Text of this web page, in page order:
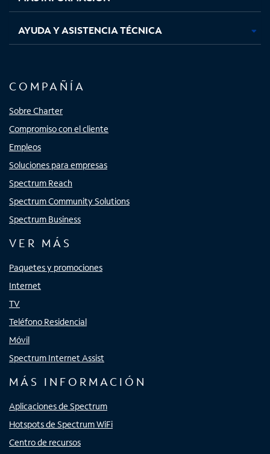
AYUDA Y ASISTENCIA TÉCNICA
COMPAÑÍA
Sobre Charter
Compromiso con el cliente
Empleos
Soluciones para empresas
Spectrum Reach
Spectrum Community Solutions
Spectrum Business
VER MÁS
Paquetes y promociones
Internet
TV
Teléfono Residencial
Móvil
Spectrum Internet Assist
MÁS INFORMACIÓN
Aplicaciones de Spectrum
Hotspots de Spectrum WiFi
Centro de recursos